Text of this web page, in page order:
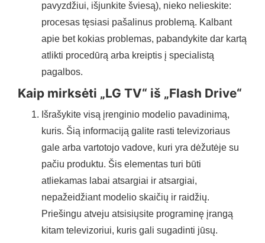
pavyzdžiui, išjunkite šviesą), nieko nelieskite:
procesas tęsiasi pašalinus problemą. Kalbant
apie bet kokias problemas, pabandykite dar kartą
atlikti procedūrą arba kreiptis į specialistą
pagalbos.
Kaip mirksėti „LG TV“ iš „Flash Drive“
Išrašykite visą įrenginio modelio pavadinimą,
kuris. Šią informaciją galite rasti televizoriaus
gale arba vartotojo vadove, kuri yra dėžutėje su
pačiu produktu. Šis elementas turi būti
atliekamas labai atsargiai ir atsargiai,
nepažeidžiant modelio skaičių ir raidžių.
Priešingu atveju atsisiųsite programinę įrangą
kitam televizoriui, kuris gali sugadinti jūsų.